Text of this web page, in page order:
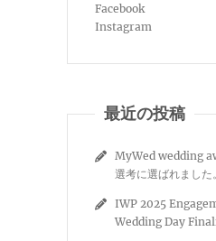
Facebook
Instagram
最近の投稿
MyWed wedding
選考に選ばれました。
IWP 2025
Wedding Day